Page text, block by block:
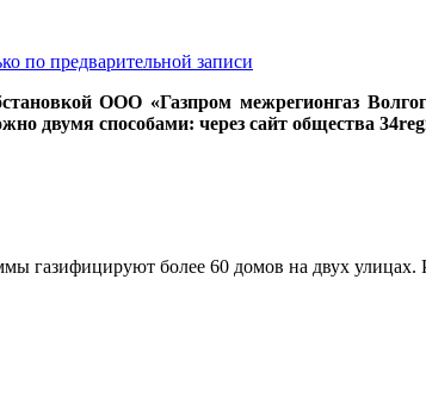
по предварительной записи
ООО «Газпром межрегионгаз
двумя способами: через сайт общества
газифицируют более 60 домов на двух улицах.